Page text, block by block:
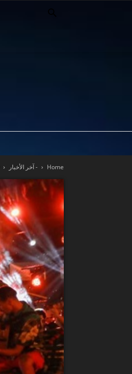
Home - آخر الأخبار